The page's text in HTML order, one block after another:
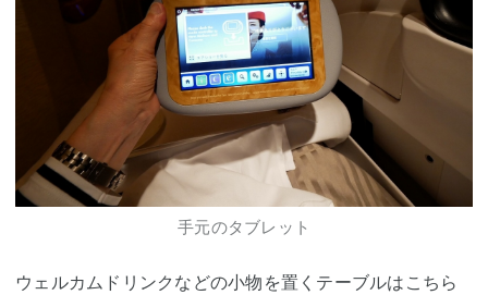
手元のタブレット
ウェルカムドリンクなどの小物を置くテーブルはこちら